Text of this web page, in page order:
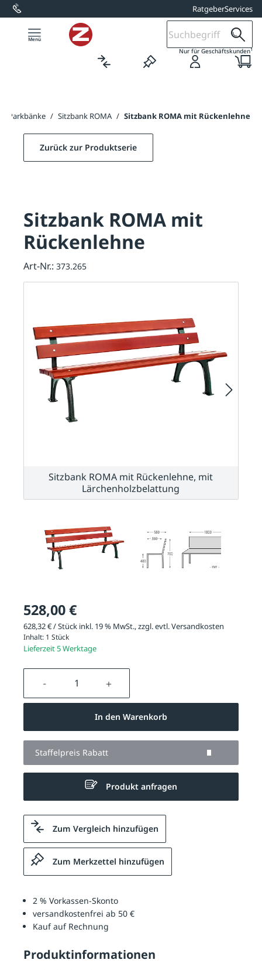
springen RatgeberServices
Nur für Geschäftskunden1
Parkbänke / Sitzbank ROMA / Sitzbank ROMA mit Rückenlehne
528,00 €
628,32 € / Stück inkl. 19 % MwSt., zzgl. evtl.Versandkosten
Inhalt: 1 Stück
Lieferzeit 5 Werktage
Produkt Anzahl: Gib den
In den Warenkorb
Staffelpreis Rabatt
Produkt anfragen
Zum Vergleich hinzufügen
Zum Merkzettel hinzufügen
2 % Vorkassen-Skonto
versandkostenfrei ab 50 €
Kauf auf Rechnung
Produktinformationen
Zurück zur Produktserie
Sitzbank ROMA mit
Rückenlehne
Art-Nr.: 373.265
Sitzbank ROMA mit Rückenlehne, mit
Lärchenholzbelattung